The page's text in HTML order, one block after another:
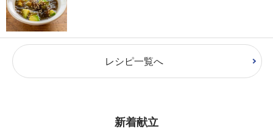
レシピ一覧へ
新着献立